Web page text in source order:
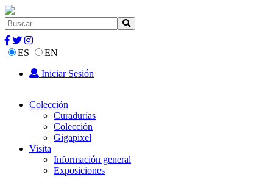
ES
EN
Iniciar Sesión
Colección
Curadurías
Colección
Gigapixel
Visita
Información general
Exposiciones